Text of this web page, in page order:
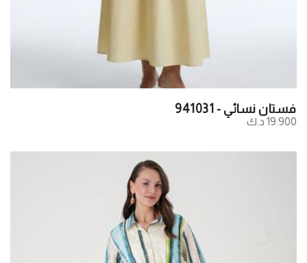
فستان نسائي - 941031
19.900 د.ك